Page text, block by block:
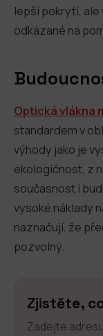
lepší pokrytí,
odkázané na
Optická vlákna
standardem v
výhody jako je
ekologičnost, z
současnost i
vysoké náklady
naznačují, že
pozvolný.
Zjistěte,
Zadejte